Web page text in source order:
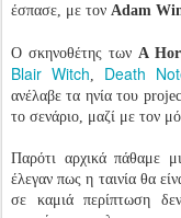
έσπασε, με τον Adam
Ο σκηνοθέτης των A
Blair Witch, Death
ανέλαβε τα ηνία του
το σενάριο, μαζί με τον
Παρότι αρχικά πάθαμε
έλεγαν πως η ταινία θα
σε καμιά περίπτωση